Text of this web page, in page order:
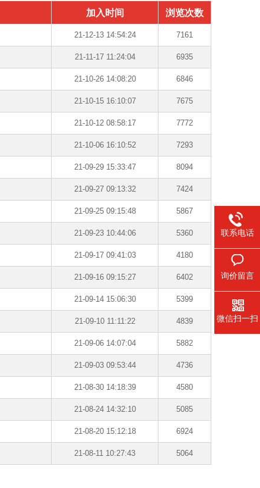
加入时间 浏览次数
21-12-13 14:54:24 7161
21-11-17 11:24:04 6935
21-10-26 14:08:20 6846
21-10-15 16:10:07 7675
21-10-12 08:58:17 7772
21-10-06 16:10:52 7293
21-09-29 15:33:47 8094
21-09-27 09:13:32 7424
21-09-25 09:15:48 5867
21-09-23 10:44:06 5360
21-09-17 09:41:03 4180
21-09-16 09:15:27 6402
21-09-14 15:06:30 5399
21-09-10 11:11:22 4839
21-09-06 14:07:04 5882
21-09-03 09:53:44 4736
21-08-30 14:18:39 4580
21-08-24 14:32:10 5085
21-08-20 15:12:18 6924
21-08-11 10:27:43 5064
联系电话
询价留言
微信扫一扫